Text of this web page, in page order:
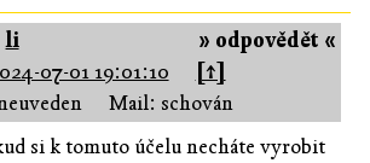
» odpovědět «
li
07-01 19:01:10
[↑]
Mail: schován
si k tomuto účelu necháte vyrobit